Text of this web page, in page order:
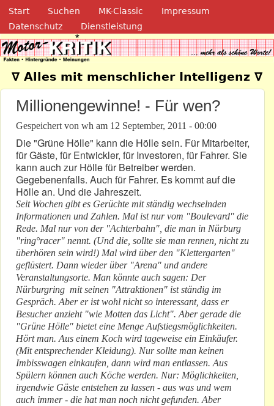
Direkt zum Inhalt
Navigation
Start Suchen MK-Classic
Impressum
Datenschutz
Dienstleistung
Motor-Kritik.de
∇ Alles mit menschlicher Intelligenz ∇
Millionengewinne! - Für wen?
Gespeichert von wh am 12 September, 2011 - 00:00
Die "Grüne Hölle" kann die Hölle sein. Für Mitarbeiter,
für Gäste, für Entwickler, für Investoren, für Fahrer. Sie
kann auch zur Hölle für Betreiber werden.
Gegebenenfalls. Auch für Fahrer. Es kommt auf die
Hölle an. Und die Jahreszeit.
Seit Wochen gibt es Gerüchte mit ständig wechselnden
Informationen und Zahlen. Mal ist nur vom "Boulevard" die
Rede. Mal nur von der "Achterbahn", die man in Nürburg
"ring°racer" nennt. (Und die, sollte sie man rennen, nicht zu
überhören sein wird!) Mal wird über den "Klettergarten"
geflüstert. Dann wieder über "Arena" und andere
Veranstaltungsorte. Man könnte auch sagen: Der
Nürburgring mit seinen "Attraktionen" ist ständig im
Gespräch. Aber er ist wohl nicht so interessant, dass er
Besucher anzieht "wie Motten das Licht". Aber gerade die
"Grüne Hölle" bietet eine Menge Aufstiegsmöglichkeiten.
Hört man. Aus einem Koch wird tageweise ein Einkäufer.
(Mit entsprechender Kleidung). Nur sollte man keinen
Imbisswagen einkaufen, dann wird man entlassen. Aus
Spülern können auch Köche werden. Nur: Möglichkeiten,
irgendwie Gäste entstehen zu lassen - aus was und wem
auch immer - die hat man noch nicht gefunden. Aber